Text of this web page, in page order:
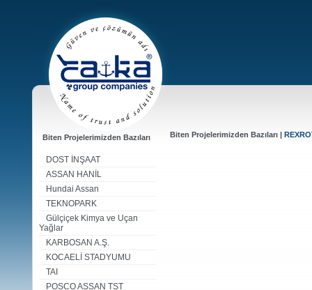
Biten Projelerimizden Bazıları
DOST İNŞAAT
ASSAN HANİL
Hundai Assan
TEKNOPARK
Gülçiçek Kimya ve Uçan
Yağlar
KARBOSAN A.Ş.
KOCAELİ STADYUMU
TAI
POSCO ASSAN TST
Biten Projelerimizden Bazıları |